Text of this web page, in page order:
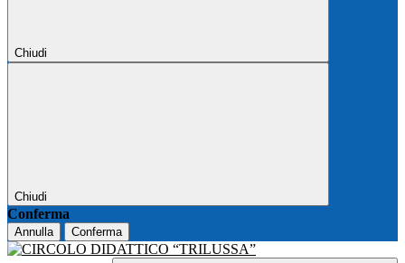
Chiudi
Chiudi
Conferma
Annulla Conferma